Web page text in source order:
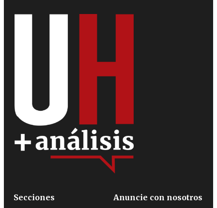
Secciones
Anuncie con nosotros